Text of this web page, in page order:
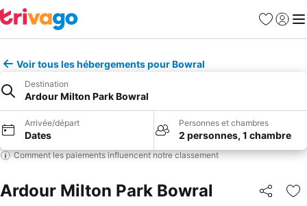
Favoris
Se
Voir tous les hébergements pour Bowral
Destination
Ardour Milton Park Bowral
Arrivée/départ
Dates
Personnes et chambres
2 personnes, 1 chambre
Comment les paiements influencent notre classement
Ardour Milton Park Bowral Partager